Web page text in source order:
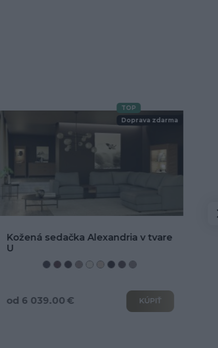
TOP
Novinka
Kožená rohová sedačka Alexandria
od 3 466.00 € KÚPIŤ